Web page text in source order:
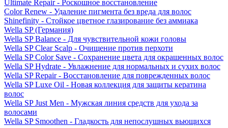
Ultimate Repair - Роскошное восстановление
Color Renew - Удаление пигмента без вреда для волос
Shinefinity - Стойкое цветное глазирование без аммиака
Wella SP (Германия)
Wella SP Balance - Для чувствительной кожи головы
Wella SP Clear Scalp - Очищение против перхоти
Wella SP Color Save - Сохранение цвета для окрашенных волос
Wella SP Hydrate - Увлажнение для нормальных и сухих волос
Wella SP Repair - Восстановление для поврежденных волос
Wella SP Luxe Oil - Новая коллекция для защиты кератина
волос
Wella SP Just Men - Мужская линия средств для ухода за
волосами
Wella SP Smoothen - Гладкость для непослушных вьющихся